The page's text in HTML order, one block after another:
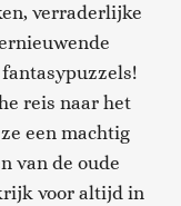
verraderlijke
reis naar het
een machtig
van de oude
voor altijd in